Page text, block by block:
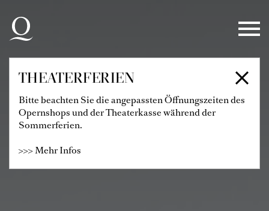
Zur Hauptnavigation springen
Zum Hauptinhalt springen
Zum Footer springen
THEATERFERIEN
Bitte beachten Sie die angepassten Öffnungszeiten des
Opernshops und der Theaterkasse während der
Sommerferien.
>>> Mehr Infos